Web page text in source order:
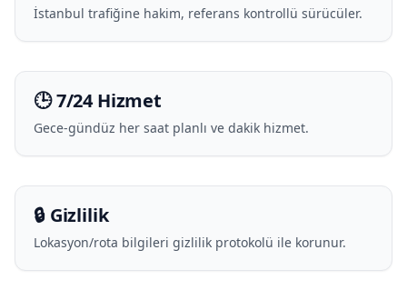
İstanbul trafiğine hakim, referans kontrollü sürücüler.
🕒 7/24 Hizmet
Gece-gündüz her saat planlı ve dakik hizmet.
🔒 Gizlilik
Lokasyon/rota bilgileri gizlilik protokolü ile korunur.